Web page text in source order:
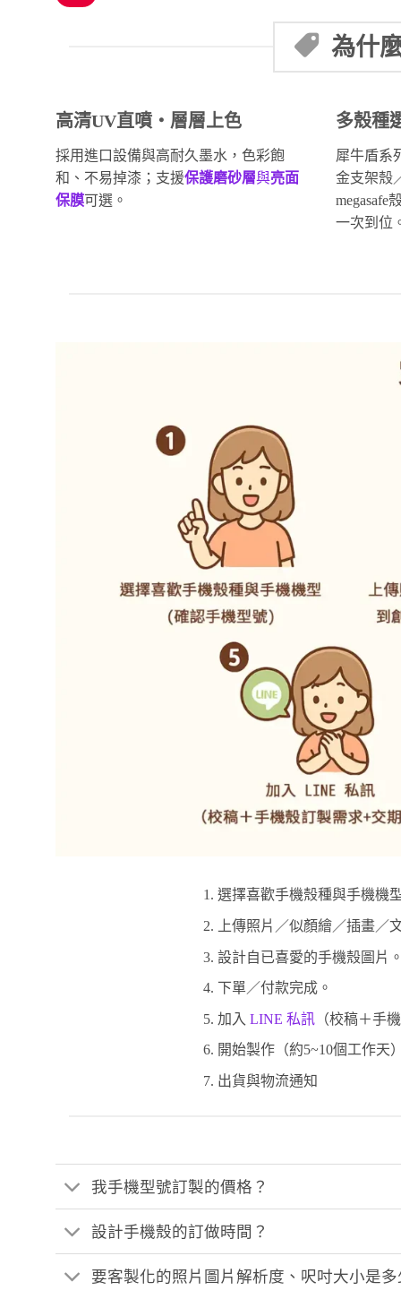
為什
高清UV直噴・層層上色
採用進口設備與高耐久墨水，色彩飽
和、不易掉漆；支援保護磨砂層與亮面
保膜可選。
多殼種
犀牛盾系
金支架殼
megasafe
一次到位
選擇喜歡手機殼種與手機機
上傳照片／似顏繪／插畫／
設計自已喜愛的手機殼圖片
下單／付款完成。
加入 LINE 私訊（校稿＋手
開始製作（約5~10個工作天
出貨與物流通知
我手機型號訂製的價格？
設計手機殼的訂做時間？
要客製化的照片圖片解析度、呎吋大小是多